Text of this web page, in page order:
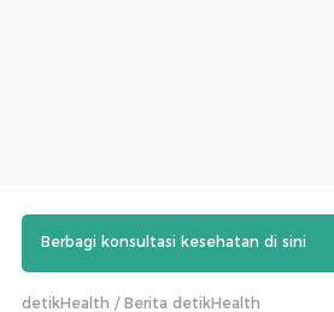
Berbagi konsultasi kesehatan di sini
detikHealth Berita detikHealth